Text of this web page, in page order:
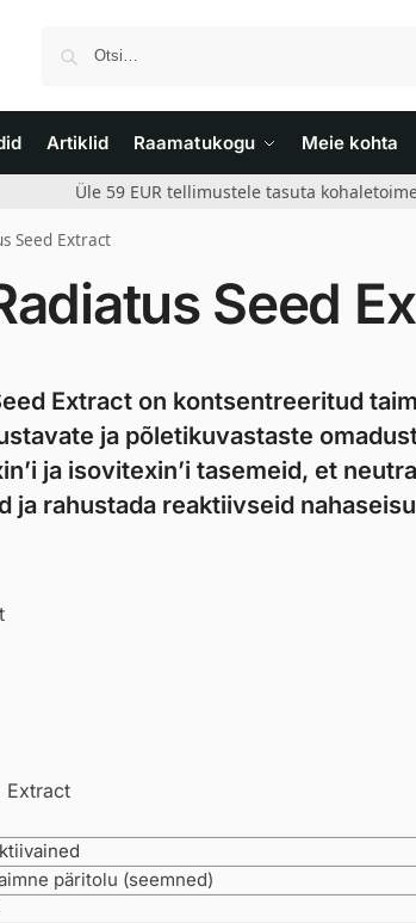
Artiklid Raamatukogu Meie kohta
Üle 59 EUR tellimustele tasuta
Seed Extract
Seed
Extract on kontsentreeritud
ja põletikuvastaste
ja isovitexin’i tasemeid, et
ja rahustada reaktiivseid
Extract
päritolu (seemned)